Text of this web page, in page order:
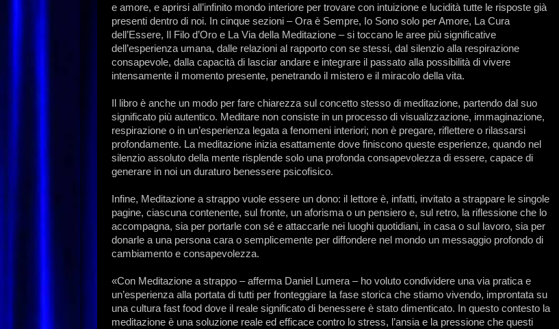
e amore, e aprirsi all’infinito mondo interiore per trovare con intuizione e lucidità tutte le risposte già
presenti dentro di noi. In cinque sezioni – Ora è Sempre, Io Sono solo per Amore, La Cura
dell’Essere, Il Filo d’Oro e La Via della Meditazione – si toccano le aree più significative
dell’esperienza umana, dalle relazioni al rapporto con se stessi, dal silenzio alla respirazione
consapevole, dalla capacità di lasciar andare e integrare il passato alla possibilità di vivere
intensamente il momento presente, penetrando il mistero e il miracolo della vita.
Il libro è anche un modo per fare chiarezza sul concetto stesso di meditazione, partendo dal suo
significato più autentico. Meditare non consiste in un processo di visualizzazione, immaginazione,
respirazione o in un’esperienza legata a fenomeni interiori; non è pregare, riflettere o rilassarsi
profondamente. La meditazione inizia esattamente dove finiscono queste esperienze, quando nel
silenzio assoluto della mente risplende solo una profonda consapevolezza di essere, capace di
generare in noi un duraturo benessere psicofisico.
Infine, Meditazione a strappo vuole essere un dono: il lettore è, infatti, invitato a strappare le singole
pagine, ciascuna contenente, sul fronte, un aforisma o un pensiero e, sul retro, la riflessione che lo
accompagna, sia per portarle con sé e attaccarle nei luoghi quotidiani, in casa o sul lavoro, sia per
donarle a una persona cara o semplicemente per diffondere nel mondo un messaggio profondo di
cambiamento e consapevolezza.
«Con Meditazione a strappo – afferma Daniel Lumera – ho voluto condividere una via pratica e
un’esperienza alla portata di tutti per fronteggiare la fase storica che stiamo vivendo, improntata su
una cultura fast food dove il reale significato di benessere è stato dimenticato. In questo contesto la
meditazione è una soluzione reale ed efficace contro lo stress, l’ansia e la pressione che questi